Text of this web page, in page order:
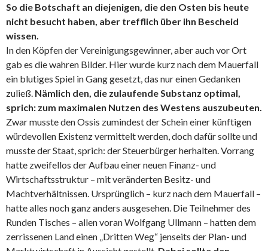
So die Botschaft an diejenigen, die den Osten bis heute
nicht besucht haben, aber trefflich über ihn Bescheid
wissen.
In den Köpfen der Vereinigungsgewinner, aber auch vor Ort
gab es die wahren Bilder. Hier wurde kurz nach dem Mauerfall
ein blutiges Spiel in Gang gesetzt, das nur einen Gedanken
zuließ. Nämlich den, die zulaufende Substanz optimal,
sprich: zum maximalen Nutzen des Westens auszubeuten.
Zwar musste den Ossis zumindest der Schein einer künftigen
würdevollen Existenz vermittelt werden, doch dafür sollte und
musste der Staat, sprich: der Steuerbürger herhalten. Vorrang
hatte zweifellos der Aufbau einer neuen Finanz- und
Wirtschaftsstruktur – mit veränderten Besitz- und
Machtverhältnissen. Ursprünglich – kurz nach dem Mauerfall –
hatte alles noch ganz anders ausgesehen. Die Teilnehmer des
Runden Tisches – allen voran Wolfgang Ullmann – hatten dem
zerrissenen Land einen „Dritten Weg“ jenseits der Plan- und